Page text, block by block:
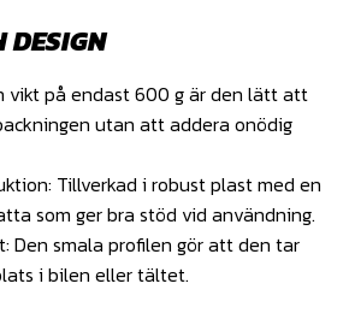
DESIGN
vikt på endast 600 g är den lätt att
utan att addera onödig
Tillverkad i robust plast med en
som ger bra stöd vid användning.
Den smala profilen gör att den tar
i bilen eller tältet.